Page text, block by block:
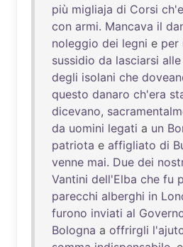
più migliaja di Corsi
con armi. Mancava il
noleggio dei legni e per
sussidio da lasciarsi alle
degli isolani che
questo danaro ch'era
dicevano,
da uomini legati a un
patriota e affigliato di
venne mai. Due dei
Vantini dell'Elba che fu
parecchi alberghi in
furono inviati al
Bologna a offrirgli